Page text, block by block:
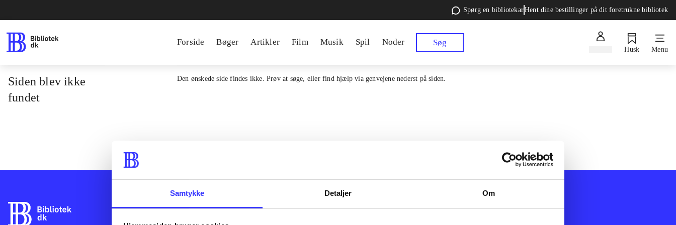
Samtykke Detaljer Om
Spørg en bibliotekarHent dine bestillinger på dit foretrukne bibliotek
Forside Bøger Artikler Film Musik Spil Noder Søg
Husk Menu
Siden blev ikke
fundet
Den ønskede side findes ikke. Prøv at søge, eller find hjælp via genvejene nederst på siden.
Bibliotek.dk er en samlet indgang til alle danske
Kontakt os Afdelinger